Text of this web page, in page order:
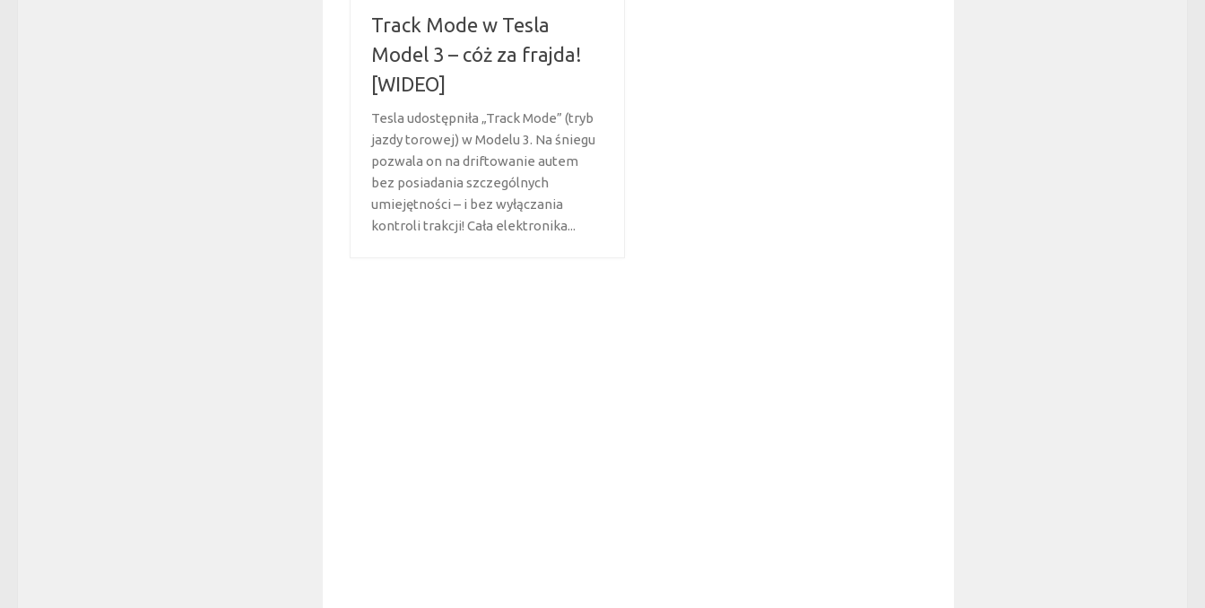
Track Mode w Tesla
Model 3 – cóż za frajda!
[WIDEO]
Tesla udostępniła „Track Mode” (tryb
jazdy torowej) w Modelu 3. Na śniegu
pozwala on na driftowanie autem
bez posiadania szczególnych
umiejętności – i bez wyłączania
kontroli trakcji! Cała elektronika...